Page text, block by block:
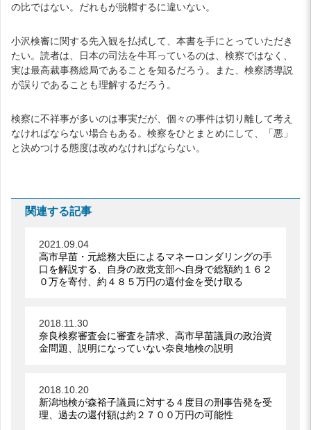
の比ではない。だれもが脱帽するに違いない。
小沢検審に関する先入観を払拭して、本書を手にとっていただき
たい。読者は、日本の司法を牛耳っているのは、検察ではなく、
実は最高裁事務総局であることを知るだろう。また、検察誘導説
が誤りであることも理解するだろう。
検察に不祥事が多いのは事実だが、個々の事件は切り離して考え
なければならない場合もある。検察をひとまとめにして、「悪」
と決めつける態度は改めなければならない。
関連する記事
2021.09.04
高市早苗・元総務大臣によるマネーロンダリングの手
口を解説する、自身の政党支部へ自身で総額約１６２
０万を寄付、約４８５万円の還付金を受け取る
2018.11.30
奈良検察審査会に審査を請求、高市早苗議員の政治資
金問題、説明になっていない奈良地検の説明
2018.10.20
新潟地検が森裕子議員に対する４度目の刑事告発を受
理、過去の還付額は約２７００万円の可能性